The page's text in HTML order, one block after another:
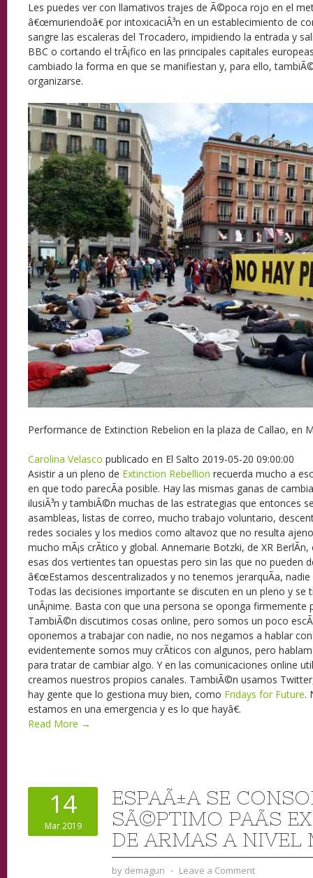
Les puedes ver con llamativos trajes de Ã©poca rojo en el
â€œmuriendoâ€ por intoxicaciÃ³n en un establecimiento de
sangre las escaleras del Trocadero, impidiendo la entrada y
BBC o cortando el trÃ¡fico en las principales capitales
cambiado la forma en que se manifiestan y, para ello,
organizarse.
Performance de Extinction Rebelion en la plaza de Callao, en
Carolina Velasco publicado en El Salto 2019-05-20 09:00:00
Asistir a un pleno de Extinction Rebellion recuerda mucho a
en que todo parecÃ­a posible. Hay las mismas ganas de
ilusiÃ³n y tambiÃ©n muchas de las estrategias que entonces
asambleas, listas de correo, mucho trabajo voluntario,
redes sociales y los medios como altavoz que no resulta
mucho mÃ¡s crÃ­tico y global. Annemarie Botzki, de XR
esas dos vertientes tan opuestas pero sin las que no pueden
â€œEstamos descentralizados y no tenemos jerarquÃ­a,
Todas las decisiones importante se discuten en un pleno y
unÃ¡nime. Basta con que una persona se oponga firmemente
TambiÃ©n discutimos cosas online, pero somos un poco
oponemos a trabajar con nadie, no nos negamos a hablar
evidentemente somos muy crÃ­ticos con algunos, pero
para tratar de cambiar algo. Y en las comunicaciones online
creamos nuestros propios canales. TambiÃ©n usamos
hay gente que lo gestiona muy bien, como Fridays for Future.
estamos en una emergencia y es lo que hayâ€.
Read More →
14
Mar 2019
ESPAÃ±A SE
SÃ©PTIMO PAÃ­S
DE ARMAS A NIVEL
by demagun ⋅ Leave a Comment